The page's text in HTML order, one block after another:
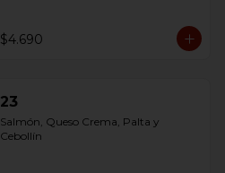
$4.690
23
Salmón, Queso Crema, Palta y
Cebollín